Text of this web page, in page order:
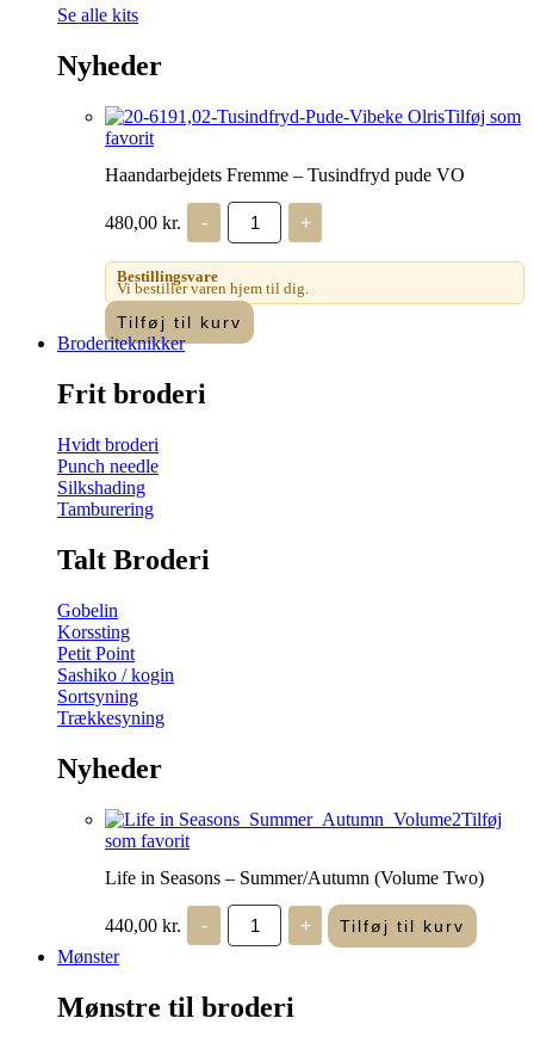
Se alle kits
Nyheder
Tilføj som
favorit
Haandarbejdets Fremme – Tusindfryd pude VO
480,00 kr. -
Haandarbejdets
Fremme
-
Tusindfryd
pude
VO
antal
+
Bestillingsvare
Vi bestiller varen hjem til dig.
Tilføj til kurv
Broderiteknikker
Frit broderi
Hvidt broderi
Punch needle
Silkshading
Tamburering
Talt Broderi
Gobelin
Korssting
Petit Point
Sashiko / kogin
Sortsyning
Trækkesyning
Nyheder
Tilføj
som favorit
Life in Seasons – Summer/Autumn (Volume Two)
440,00 kr. -
Life
Seasons
(Volume
+ Tilføj til kurv
Mønster
Mønstre til broderi